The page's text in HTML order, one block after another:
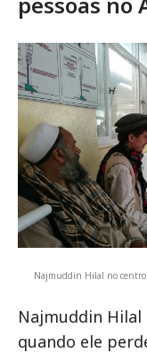
Najmuddin Hilal no centro
Najmuddin
quando ele